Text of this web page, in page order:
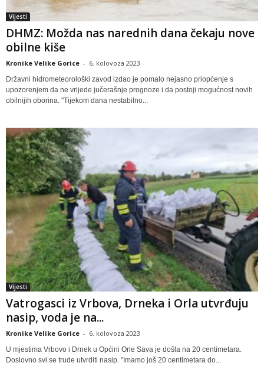
Vijesti
DHMZ: Možda nas narednih dana čekaju nove
obilne kiše
Kronike Velike Gorice - 6. kolovoza 2023
Državni hidrometeorološki zavod izdao je pomalo nejasno priopćenje s
upozorenjem da ne vrijede jučerašnje prognoze i da postoji mogućnost novih
obilnijih oborina. "Tijekom dana nestabilno...
Vijesti
Vatrogasci iz Vrbova, Drneka i Orla utvrđuju
nasip, voda je na...
Kronike Velike Gorice - 6. kolovoza 2023
U mjestima Vrbovo i Drnek u Općini Orle Sava je došla na 20 centimetara.
Doslovno svi se trude utvrditi nasip. "Imamo još 20 centimetara do...